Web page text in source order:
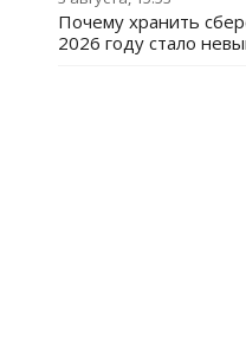
Почему хранить
2026 году стало